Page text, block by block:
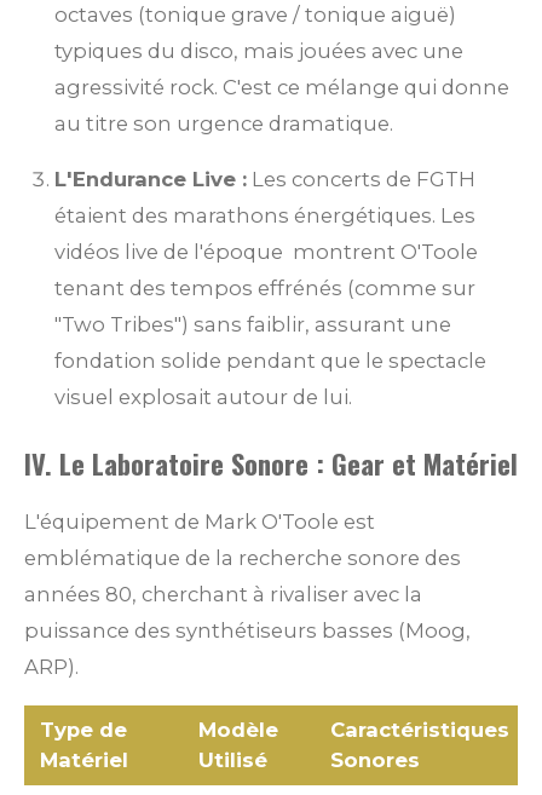
octaves (tonique grave / tonique aiguë)
typiques du disco, mais jouées avec une
agressivité rock. C'est ce mélange qui donne
au titre son urgence dramatique.
L'Endurance Live : Les concerts de FGTH
étaient des marathons énergétiques. Les
vidéos live de l'époque montrent O'Toole
tenant des tempos effrénés (comme sur
"Two Tribes") sans faiblir, assurant une
fondation solide pendant que le spectacle
visuel explosait autour de lui.
IV. Le Laboratoire Sonore : Gear et Matériel
L'équipement de Mark O'Toole est
emblématique de la recherche sonore des
années 80, cherchant à rivaliser avec la
puissance des synthétiseurs basses (Moog,
ARP).
Type de
Matériel
Modèle
Utilisé
Caractéristiques
Sonores